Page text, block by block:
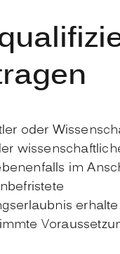
oder
im